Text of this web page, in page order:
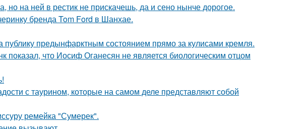
но на ней в рестик не прискачешь, да и сено нынче дорогое.
бренда Tom Ford в Шанхае.
публику предынфарктным состоянием прямо за кулисами кремля.
показал, что Иосиф Оганесян не является биологическим отцом
с таурином, которые на самом деле представляют собой
ремейка "Сумерек".